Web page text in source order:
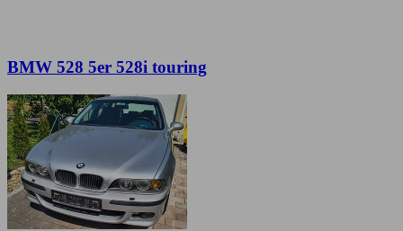
BMW 528 5er 528i touring